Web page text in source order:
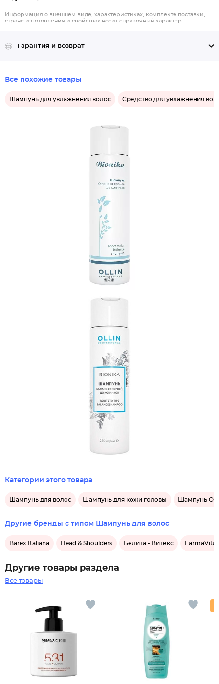
Информация о внешнем виде, характеристиках, комплекте поставки,
стране изготовления и свойствах носит справочный характер.
Гарантия и возврат
Все похожие товары
Шампунь для увлажнения волос Средство для увлажнения
Категории этого товара
Шампунь для волос Шампунь для кожи головы Шампунь
Другие бренды с типом Шампунь для волос
Barex Italiana Head & Shoulders Белита - Витекс FarmaVita
Другие товары раздела
Все товары